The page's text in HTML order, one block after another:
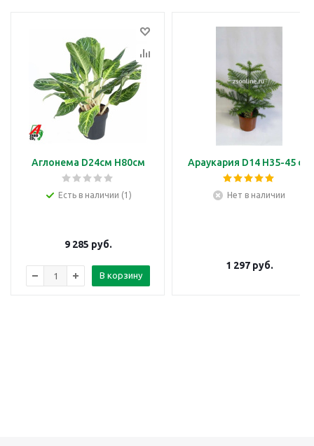
Аглонема D24см H80см
Есть в наличии (1)
9 285 руб.
В корзину
Араукария D14 H35-45 см
Нет в наличии
1 297руб.